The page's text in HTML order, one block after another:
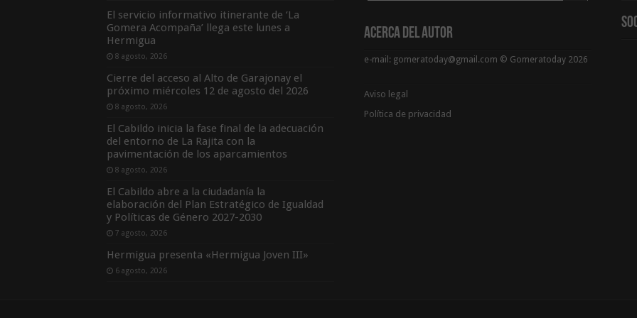
El servicio informativo itinerante de ‘La
Gomera Acompaña’ llega este lunes a
Hermigua
8 agosto, 2026
Cierre del acceso al Alto de Garajonay el
próximo miércoles 12 de agosto del 2026
8 agosto, 2026
El Cabildo inicia la fase final de la adecuación
del entorno de La Rajita con la
pavimentación de los aparcamientos
8 agosto, 2026
El Cabildo abre a la ciudadanía la
elaboración del Plan Estratégico de Igualdad
y Políticas de Género 2027-2030
7 agosto, 2026
Hermigua presenta «Hermigua Joven III»
6 agosto, 2026
Acerca del Autor
e-mail: gomeratoday@gmail.com © Gomeratoday 2026
Aviso legal
Política de privacidad